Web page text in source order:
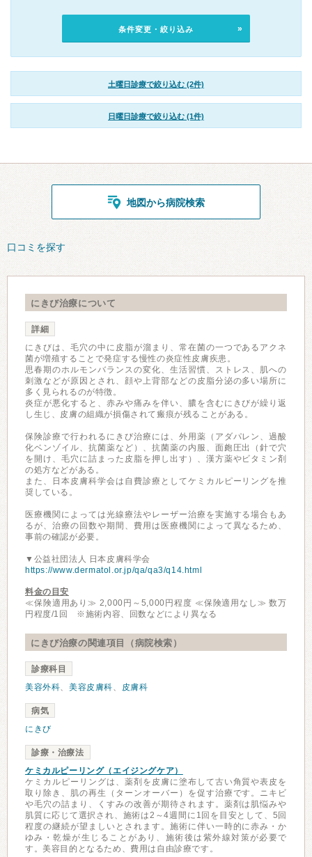
条件変更・絞り込み
土曜日診療で絞り込む (2件)
日曜日診療で絞り込む (1件)
地図から病院検索
口コミを探す
にきび治療について
詳細
にきびは、毛穴の中に皮脂が溜まり、常在菌の一つであるアクネ
菌が増殖することで発症する慢性の炎症性皮膚疾患。
思春期のホルモンバランスの変化、生活習慣、ストレス、肌への
刺激などが原因とされ、顔や上背部などの皮脂分泌の多い場所に
多く見られるのが特徴。
炎症が悪化すると、赤みや痛みを伴い、膿を含むにきびが繰り返
し生じ、皮膚の組織が損傷されて瘢痕が残ることがある。
保険診療で行われるにきび治療には、外用薬（アダパレン、過酸
化ベンゾイル、抗菌薬など）、抗菌薬の内服、面皰圧出（針で穴
を開け、毛穴に詰まった皮脂を押し出す）、漢方薬やビタミン剤
の処方などがある。
また、日本皮膚科学会は自費診療としてケミカルピーリングを推
奨している。
医療機関によっては光線療法やレーザー治療を実施する場合もあ
るが、治療の回数や期間、費用は医療機関によって異なるため、
事前の確認が必要。
▼公益社団法人 日本皮膚科学会
https://www.dermatol.or.jp/qa/qa3/q14.html
料金の目安
≪保険適用あり≫ 2,000円～5,000円程度 ≪保険適用なし≫ 数万
円程度/1回 ※施術内容、回数などにより異なる
にきび治療の関連項目（病院検索）
診療科目
美容外科、美容皮膚科、 皮膚科
病気
にきび
診療・治療法
ケミカルピーリング（エイジングケア）
ケミカルピーリングは、薬剤を皮膚に塗布して古い角質や表皮を
取り除き、肌の再生（ターンオーバー）を促す治療です。ニキビ
や毛穴の詰まり、くすみの改善が期待されます。薬剤は肌悩みや
肌質に応じて選択され、施術は2～4週間に1回を目安として、5回
程度の継続が望ましいとされます。施術に伴い一時的に赤み・か
ゆみ・乾燥が生じることがあり、施術後は紫外線対策が必要で
す。美容目的となるため、費用は自由診療です。